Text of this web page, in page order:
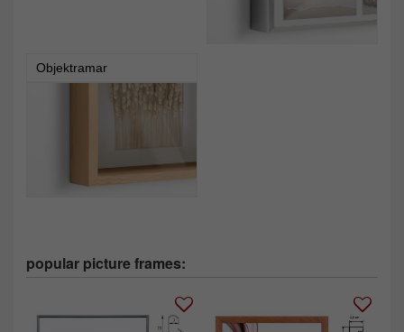
Objektramar
popular picture frames: